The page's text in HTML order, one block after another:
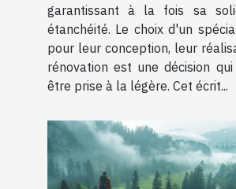
garantissant à la fois sa
étanchéité. Le choix d'un
pour leur conception, leur
rénovation est une décision
être prise à la légère. Cet écrit...